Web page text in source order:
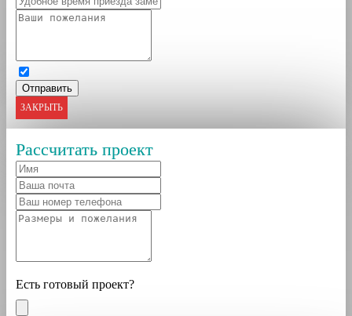
ЗАКРЫТЬ
Рассчитать проект
Есть готовый проект?